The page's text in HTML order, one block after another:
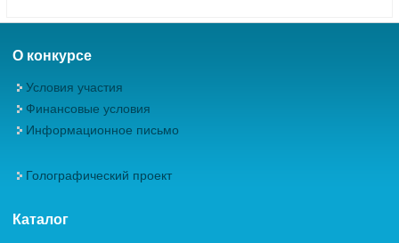
О конкурсе
Условия участия
Финансовые условия
Информационное письмо
Голографический проект
Каталог